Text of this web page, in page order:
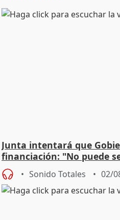
Junta intentará que
financiación: "No puede
Sonido Totales 02/